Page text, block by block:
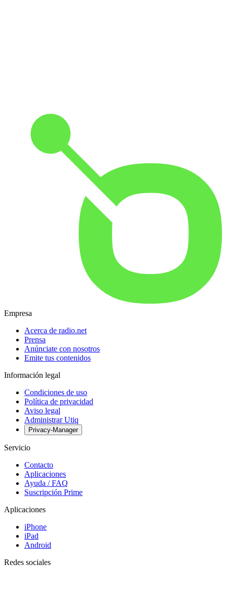
Empresa
Acerca de radio.net
Prensa
Anúnciate con nosotros
Emite tus contenidos
Información legal
Condiciones de uso
Política de privacidad
Aviso legal
Administrar Utiq
Privacy-Manager
Servicio
Contacto
Aplicaciones
Ayuda / FAQ
Suscripción Prime
Aplicaciones
iPhone
iPad
Android
Redes sociales